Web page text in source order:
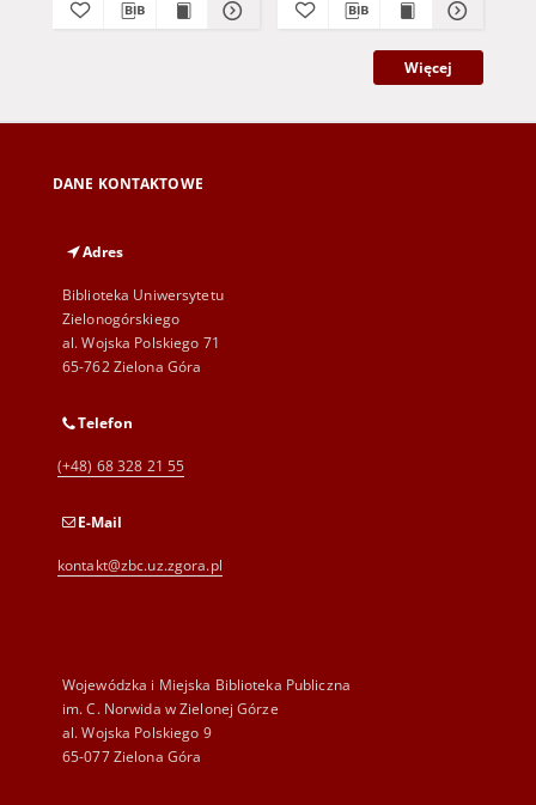
Więcej
DANE KONTAKTOWE
Adres
Biblioteka Uniwersytetu
Zielonogórskiego
al. Wojska Polskiego 71
65-762 Zielona Góra
Telefon
(+48) 68 328 21 55
E-Mail
kontakt@zbc.uz.zgora.pl
Wojewódzka i Miejska Biblioteka Publiczna
im. C. Norwida w Zielonej Górze
al. Wojska Polskiego 9
65-077 Zielona Góra